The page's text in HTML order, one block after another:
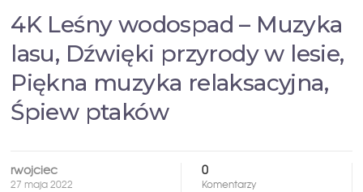
4K Leśny wodospad – Muzyka
lasu, Dźwięki przyrody w lesie,
Piękna muzyka relaksacyjna,
Śpiew ptaków
rwojciec
27 maja 2022
0
Komentarzy